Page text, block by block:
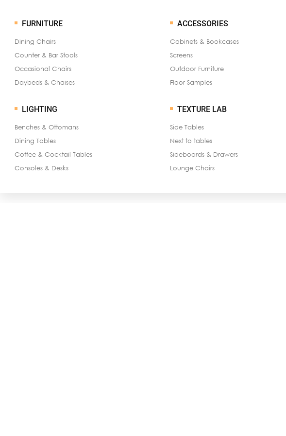
FURNITURE
Dining Chairs
Counter & Bar Stools
Occasional Chairs
Daybeds & Chaises
LIGHTING
Benches & Ottomans
Dining Tables
Coffee & Cocktail Tables
Consoles & Desks
ACCESSORIES
Cabinets & Bookcases
Screens
Outdoor Furniture
Floor Samples
TEXTURE LAB
Side Tables
Next to tables
Sideboards & Drawers
Lounge Chairs